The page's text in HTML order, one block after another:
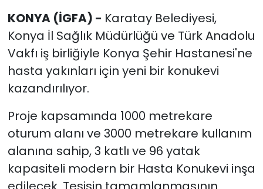
KONYA (İGFA) - Karatay Belediyesi,
Konya İl Sağlık Müdürlüğü ve Türk Anadolu
Vakfı iş birliğiyle Konya Şehir Hastanesi'ne
hasta yakınları için yeni bir konukevi
kazandırılıyor.
Proje kapsamında 1000 metrekare
oturum alanı ve 3000 metrekare kullanım
alanına sahip, 3 katlı ve 96 yatak
kapasiteli modern bir Hasta Konukevi inşa